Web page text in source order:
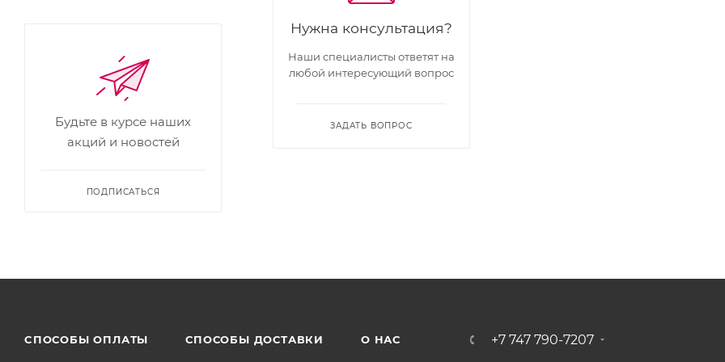
Нужна консультация?
Наши специалисты ответят на
любой интересующий вопрос
ЗАДАТЬ ВОПРОС
Будьте в курсе наших
акций и новостей
ПОДПИСАТЬСЯ
CПОСОБЫ ОПЛАТЫ СПОСОБЫ ДОСТАВКИ О НАС +7 747 790-7207